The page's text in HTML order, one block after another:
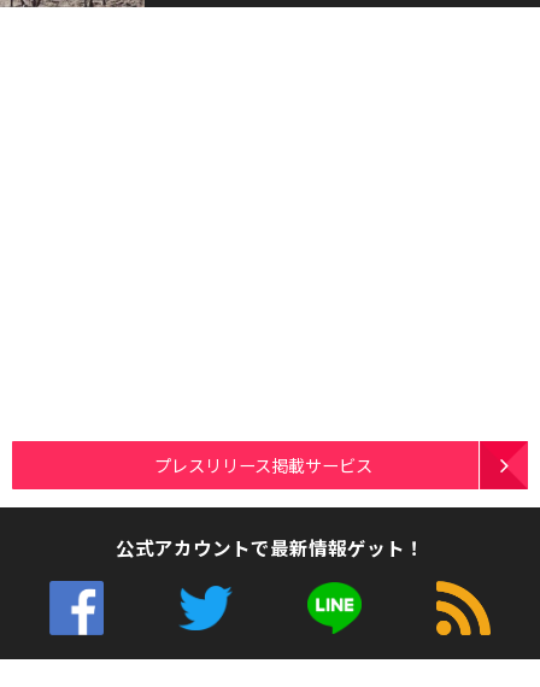
プレスリリース掲載サービス
公式アカウントで最新情報ゲット！